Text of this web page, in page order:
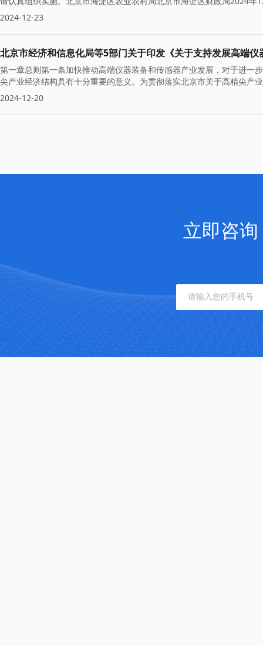
2024-12-23
第一章总则第一条加快推动高端仪器装备和传感器产业发展，对于进一
尖产业经济结构具有十分重要的意义。为贯彻落实北京市关于高精尖产
2024-12-20
立即咨